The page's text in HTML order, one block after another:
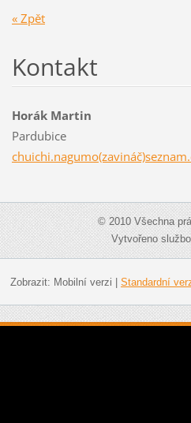
« Zpět
Kontakt
Horák Martin
Pardubice
© 2010 Všechna
Vytvořeno
Zobrazit: Mobilní verzi Standardní